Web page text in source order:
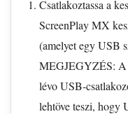
Csatlakoztassa a
ScreenPlay MX
(amelyet egy USB
MEGJEGYZÉS: A
lévo USB-
lehtöve teszi, hogy